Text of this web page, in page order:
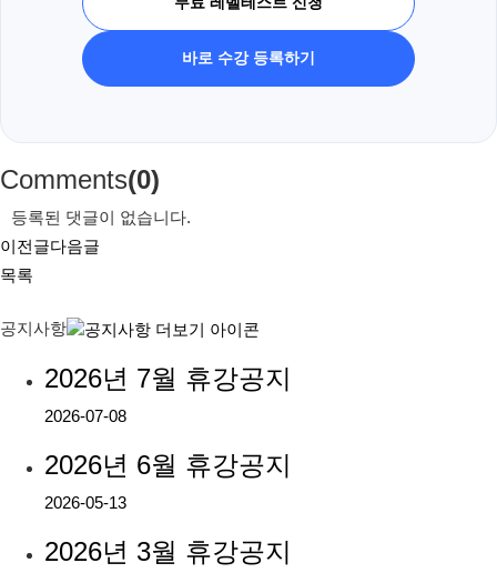
바로 수강 등록하기
Comments(0)
등록된 댓글이 없습니다.
이전글다음글
목록
공지사항
2026년 7월 휴강공지
2026-07-08
2026년 6월 휴강공지
2026-05-13
2026년 3월 휴강공지